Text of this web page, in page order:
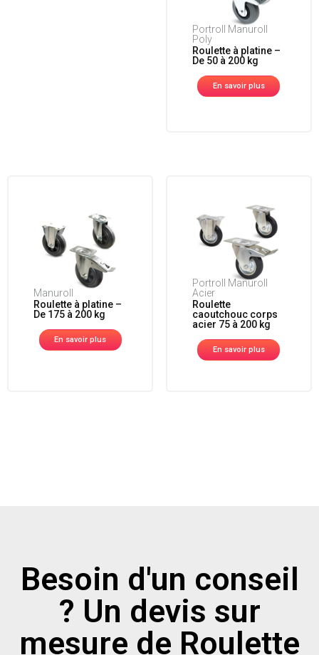
Portroll Manuroll
Poly
Roulette à platine –
De 50 à 200 kg
En savoir plus
Manuroll
Roulette à platine –
De 175 à 200 kg
En savoir plus
Portroll Manuroll
Acier
Roulette
caoutchouc corps
acier 75 à 200 kg
En savoir plus
Besoin d'un conseil
? Un devis sur
mesure de Roulette